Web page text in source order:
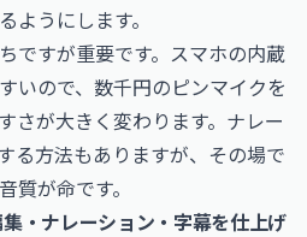
ようにします。
ですが重要です。スマホの内蔵
いので、数千円のピンマイクを
さが大きく変わります。ナレー
る方法もありますが、その場で
質が命です。
・ナレーション・字幕を仕上げ